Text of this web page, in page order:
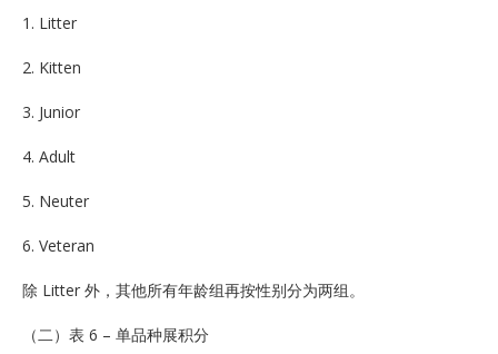
1. Litter
2. Kitten
3. Junior
4. Adult
5. Neuter
6. Veteran
除 Litter 外，其他所有年龄组再按性别分为两组。
（二）表 6 – 单品种展积分